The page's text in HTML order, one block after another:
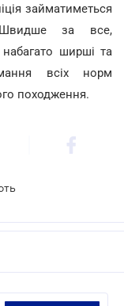
займатиметься
за все,
ширші та
всіх норм
походження.